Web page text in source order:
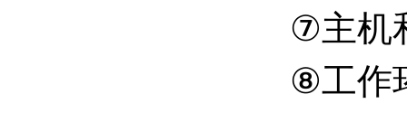
⑦主机
⑧工作